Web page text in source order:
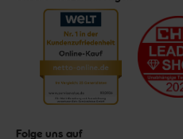
Folge uns auf